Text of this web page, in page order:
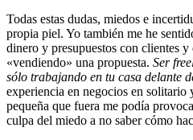
Todas estas dudas, miedos e
propia piel. Yo también me he
dinero y presupuestos con clientes
«vendiendo» una propuesta. Ser
sólo trabajando en tu casa delante
experiencia en negocios en
pequeña que fuera me podía
culpa del miedo a no saber cómo